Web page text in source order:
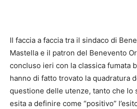
Il faccia a faccia tra il sindaco di
Mastella e il patron del Benevento
concluso ieri con la classica fumata
hanno di fatto trovato la quadratura
questione delle utenze, tanto che lo
esita a definire come “positivo”